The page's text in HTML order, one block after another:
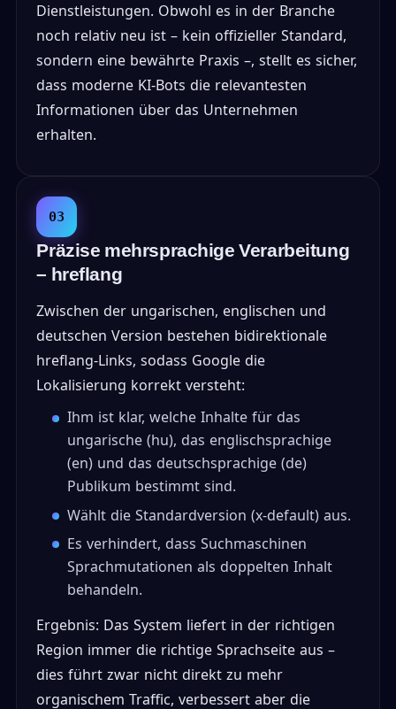
Dienstleistungen. Obwohl es in der Branche
noch relativ neu ist – kein offizieller Standard,
sondern eine bewährte Praxis –, stellt es sicher,
dass moderne KI-Bots die relevantesten
Informationen über das Unternehmen
erhalten.
03
Präzise mehrsprachige Verarbeitung
– hreflang
Zwischen der ungarischen, englischen und
deutschen Version bestehen bidirektionale
hreflang-Links, sodass Google die
Lokalisierung korrekt versteht:
Ihm ist klar, welche Inhalte für das
ungarische (hu), das englischsprachige
(en) und das deutschsprachige (de)
Publikum bestimmt sind.
Wählt die Standardversion (x-default) aus.
Es verhindert, dass Suchmaschinen
Sprachmutationen als doppelten Inhalt
behandeln.
Ergebnis: Das System liefert in der richtigen
Region immer die richtige Sprachseite aus –
dies führt zwar nicht direkt zu mehr
organischem Traffic, verbessert aber die